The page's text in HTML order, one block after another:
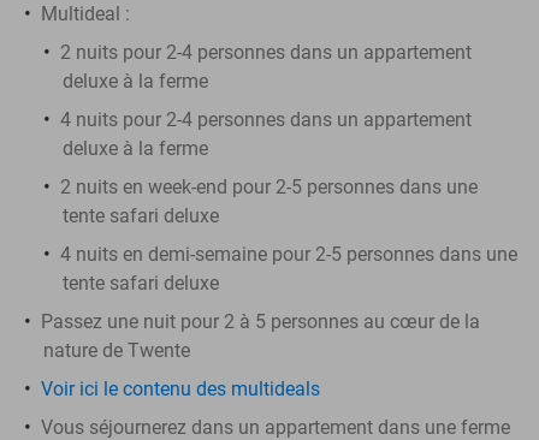
Multideal :
2 nuits pour 2-4 personnes dans un appartement
deluxe à la ferme
4 nuits pour 2-4 personnes dans un appartement
deluxe à la ferme
2 nuits en week-end pour 2-5 personnes dans une
tente safari deluxe
4 nuits en demi-semaine pour 2-5 personnes dans une
tente safari deluxe
Passez une nuit pour 2 à 5 personnes au cœur de la
nature de Twente
Voir ici le contenu des multideals
Vous séjournerez dans un appartement dans une ferme